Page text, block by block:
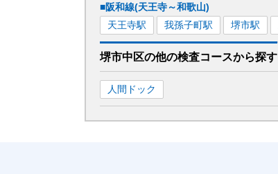
■阪和線(天王寺～和歌山)
天王寺駅 我孫子町駅 堺市駅
堺市中区の他の検査コースから探す
人間ドック